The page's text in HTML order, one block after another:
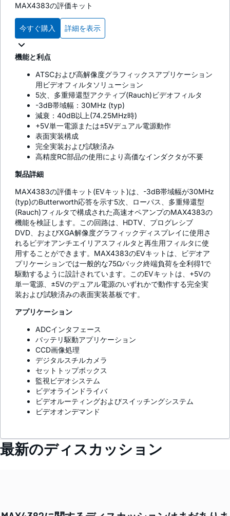
MAX4383の評価キット
今すぐ購入 詳細を表示
機能と利点
ATSCおよび高解像度グラフィックスアプリケーション
用ビデオフィルタソリューション
5次、多重帰還型アクティブ(Rauch)ビデオフィルタ
-3dB帯域幅：30MHz (typ)
減衰：40dB以上(74.25MHz時)
+5V単一電源または±5Vデュアル電源動作
表面実装構成
完全実装および試験済み
高精度RC部品の使用により高価なインダクタが不要
製品詳細
MAX4383の評価キット(EVキット)は、-3dB帯域幅が30MHz
(typ)のButterworth応答を示す5次、ローパス、多重帰還型
(Rauch)フィルタで構成された高速オペアンプのMAX4383の
機能を検証します。この回路は、HDTV、プログレシブ
DVD、およびXGA解像度グラフィックディスプレイに使用さ
れるビデオアンチエイリアスフィルタと再生用フィルタに使
用することができます。MAX4383のEVキットは、ビデオア
プリケーションでは一般的な75Ωバック終端負荷を全利得1で
駆動するように設計されています。このEVキットは、+5Vの
単一電源、±5Vのデュアル電源のいずれかで動作する完全実
装および試験済みの表面実装基板です。
アプリケーション
ADCインタフェース
バッテリ駆動アプリケーション
CCD画像処理
デジタルスチルカメラ
セットトップボックス
監視ビデオシステム
ビデオラインドライバ
ビデオルーティングおよびスイッチングシステム
ビデオオンデマンド
最新のディスカッション